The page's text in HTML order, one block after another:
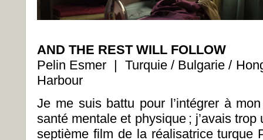
AND THE REST WILL FOLLOW
Pelin Esmer | Turquie / Bulgarie /
Harbour
Je me suis battu pour l’intégrer à
santé mentale et physique ; j’avais
septième film de la réalisatrice turque